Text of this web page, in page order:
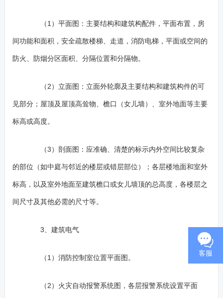
客服
（1）平面图：主要结构和建筑构配件，平面布置，房
间功能和面积，安全疏散楼梯、走道，消防电梯，平面或空间的
防火、防烟分区面积、分隔位置和分隔物。
（2）立面图：立面外轮廓及主要结构和建筑构件的可
见部分；屋顶及屋顶高耸物、檐口（女儿墙）、室外地面等主要
标高或高度。
（3）剖面图：应准确、清楚的标示内外空间比较复杂
的部位（如中庭与邻近的楼层或错层部位）；各层楼地面和室外
标高，以及室外地面至建筑檐口或女儿墙顶的总高度，各楼层之
间尺寸及其他必需的尺寸等。
3、建筑电气
（1）消防控制室位置平面图。
（2）火灾自动报警系统图，各层报警系统设置平面